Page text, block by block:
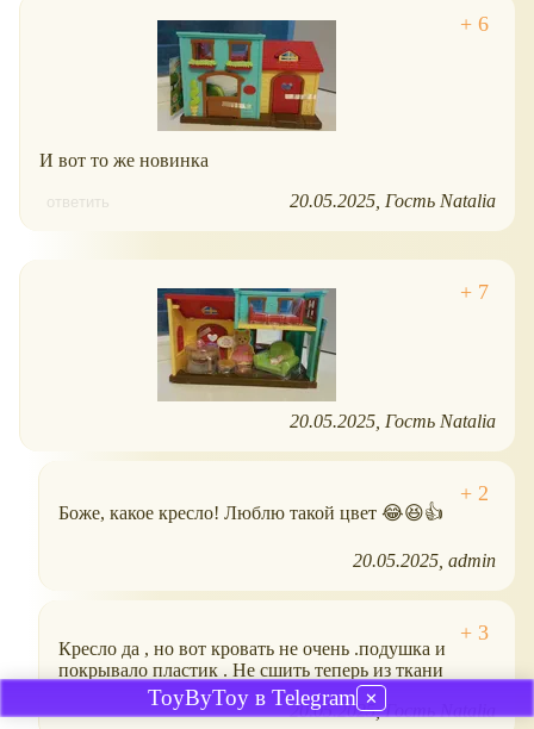
И вот то же новинка
ответить 20.05.2025 Гость Natalia
20.05.2025 Гость Natalia
Боже, какое кресло! Люблю такой цвет 😂😆👍
20.05.2025 admin
Кресло да , но вот кровать не очень .подушка и
покрывало пластик . Не сшить теперь из ткани
20.05.2025 Гость Natalia
ToyByToy в Telegram ✕